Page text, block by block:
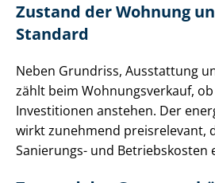
Zustand der Wohnung
Standard
Neben Grundriss, Ausstattung
zählt beim Wohnungsverkauf,
Investitionen anstehen. Der
wirkt zunehmend preisrelevant,
Sanierungs- und Betriebskosten